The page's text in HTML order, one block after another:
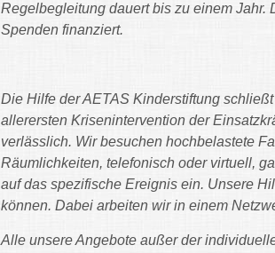
Regelbegleitung dauert bis zu einem Jahr.
Spenden finanziert.
Die Hilfe der AETAS Kinderstiftung
allerersten Krisenintervention der
verlässlich. Wir besuchen hochbelastete
Räumlichkeiten, telefonisch oder virtuell,
auf das spezifische Ereignis ein. Unsere
können. Dabei arbeiten wir in einem
Alle unsere Angebote außer der